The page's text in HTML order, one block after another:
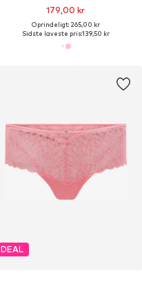
179,00 kr
Oprindeligt: 265,00 kr
Sidste laveste pris:139,50 kr
DEAL